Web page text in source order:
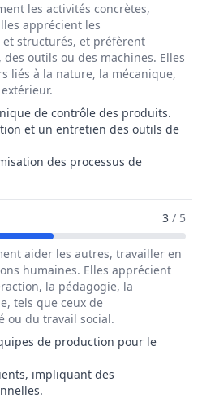
les activités concrètes,
apprécient les
structurés, et préfèrent
outils ou des machines. Elles
liés à la nature, la mécanique,
de contrôle des produits.
et un entretien des outils de
des processus de
De Assureur / Assureuse
3 / 5
aider les autres, travailler en
humaines. Elles apprécient
la pédagogie, la
tels que ceux de
ou du travail social.
de production pour le
impliquant des